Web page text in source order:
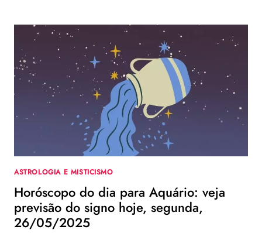
ASTROLOGIA E MISTICISMO
Horóscopo do dia para Aquário: veja
previsão do signo hoje, segunda,
26/05/2025